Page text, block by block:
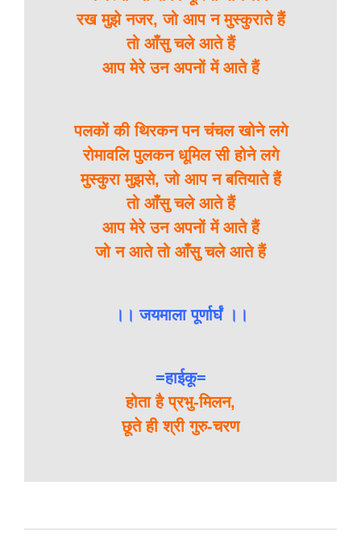
रख मुझे नजर, जो आप न मुस्कुराते हैं
तो आँसु चले आते हैं
आप मेरे उन अपनों में आते हैं
पलकों की थिरकन पन चंचल खोने लगे
रोमावलि पुलकन धूमिल सी होने लगे
मुस्कुरा मुझसे, जो आप न बतियाते हैं
तो आँसु चले आते हैं
आप मेरे उन अपनों में आते हैं
जो न आते तो आँसु चले आते हैं
।। जयमाला पूर्णार्घं ।।
=हाईकू=
होता है प्रभु-मिलन,
छूते ही श्री गुरु-चरण